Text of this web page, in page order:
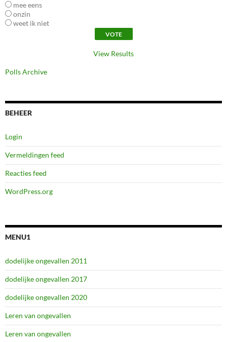
mee eens
onzin
weet ik niet
View Results
Polls Archive
BEHEER
Login
Vermeldingen feed
Reacties feed
WordPress.org
MENU1
dodelijke ongevallen 2011
dodelijke ongevallen 2017
dodelijke ongevallen 2020
Leren van ongevallen
Leren van ongevallen